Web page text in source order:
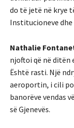
do të jetë në krye
Institucioneve
Nathalie
njoftoi që në ditën
Është rasti. Një
aeroportin, i cili
banorëve vendas
së Gjenevës.